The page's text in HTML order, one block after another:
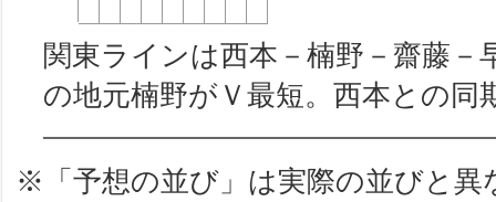
関東ラインは西本－楠野－齋藤－
の地元楠野がＶ最短。西本との同
※「予想の並び」は実際の並びと異